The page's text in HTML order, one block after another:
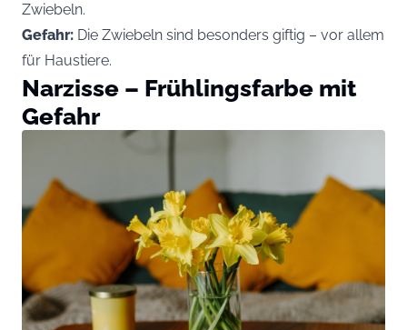
Zwiebeln.
Gefahr: Die Zwiebeln sind besonders giftig – vor allem
für Haustiere.
Narzisse – Frühlingsfarbe mit
Gefahr